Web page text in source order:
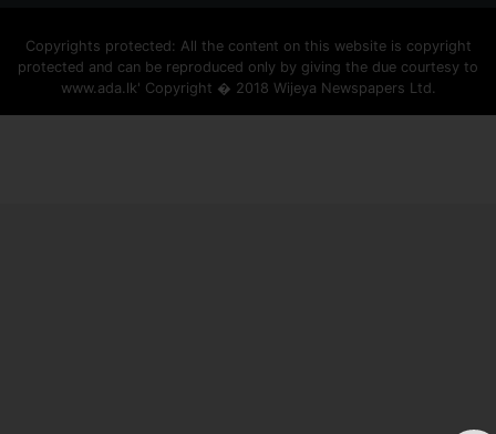
Copyrights protected: All the content on this website is copyright
protected and can be reproduced only by giving the due courtesy to
www.ada.lk' Copyright � 2018 Wijeya Newspapers Ltd.